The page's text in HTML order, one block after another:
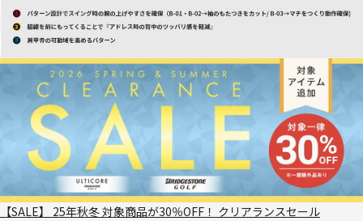
【SALE】 25年秋冬 対象商品が30％OFF！ クリアランスセール